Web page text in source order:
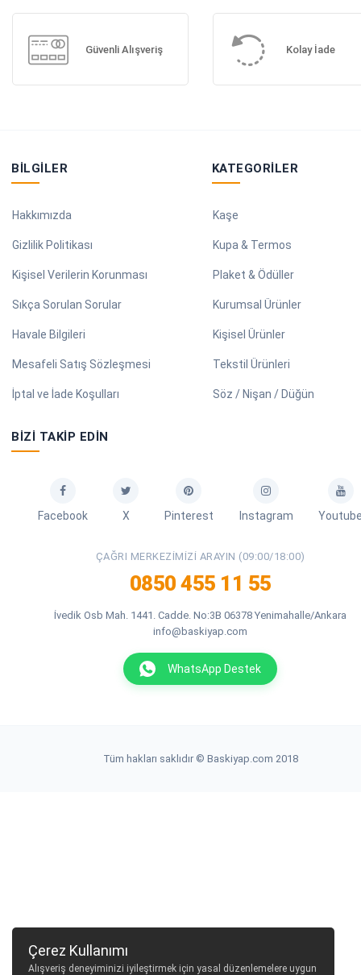
Güvenli Alışveriş Kolay İade
BILGILER
Hakkımızda
Gizlilik Politikası
Kişisel Verilerin Korunması
Sıkça Sorulan Sorular
Havale Bilgileri
Mesafeli Satış Sözleşmesi
İptal ve İade Koşulları
KATEGORILER
Kaşe
Kupa & Termos
Plaket & Ödüller
Kurumsal Ürünler
Kişisel Ürünler
Tekstil Ürünleri
Söz / Nişan / Düğün
BIZI TAKIP EDIN
Facebook X Pinterest Instagram
ÇAĞRI MERKEZIMIZI ARAYIN (09:00/18:00)
0850 455 11 55
İvedik Osb Mah. 1441. Cadde. No:3B 06378 Yenimahalle/Ankara
info@baskiyap.com
WhatsApp Destek
Tüm hakları saklıdır © Baskiyap.com 2018
Çerez Kullanımı
Alışveriş deneyiminizi iyileştirmek için yasal düzenlemelere uygun